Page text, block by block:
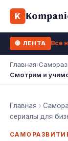
K
Калькулятор
Все 10 МФО →
Жизни
WhiteBIT
Kuna
Bybit
OKX
Все 10 бирж →
Ипотека
Депозит
ФОП налоги
🔴 ЛЕНТА Все
Главная›
Смотрим и
Главная ›
сериалы для